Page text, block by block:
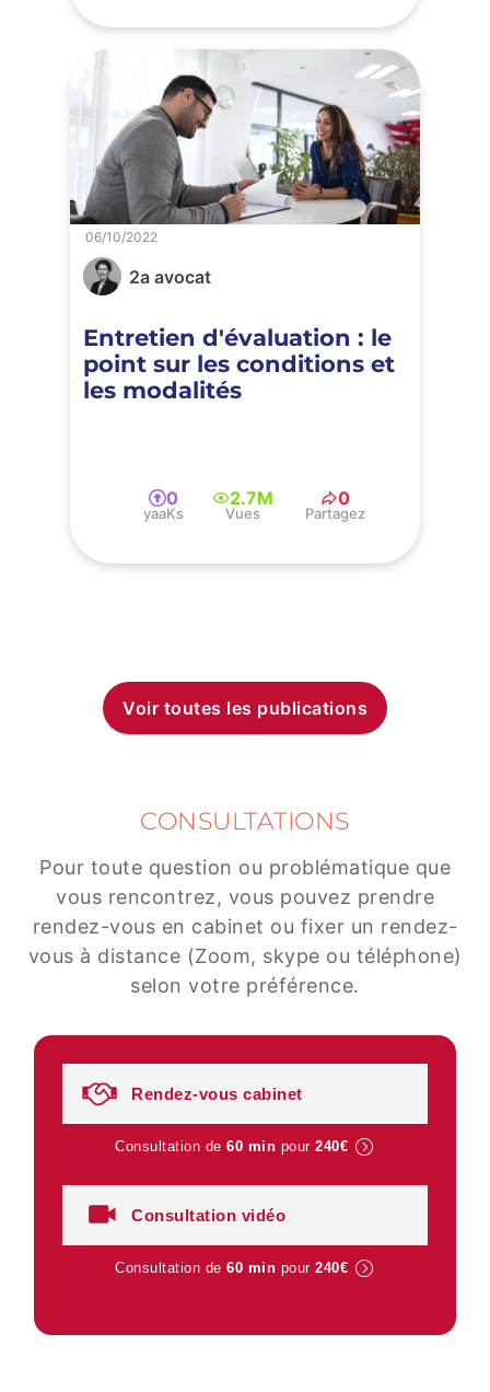
2a avocat
Entretien d'évaluation : le
point sur les conditions et
les modalités
06/10/2022
0
yaaKs
2.7M
Vues
0
Partagez
Voir toutes les publications
CONSULTATIONS
Pour toute question ou problématique que
vous rencontrez, vous pouvez prendre
rendez-vous en cabinet ou fixer un rendez-
vous à distance (Zoom, skype ou téléphone)
selon votre préférence.
Rendez-vous cabinet
Consultation de60 min pour240€
Consultation vidéo
Consultation de60 min pour240€